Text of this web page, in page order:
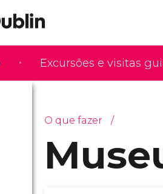
Excursões e visitas
O que fazer